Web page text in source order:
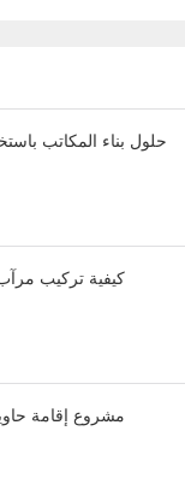
حلول بناء المكاتب
كيفية تركيب
مشروع إقامة